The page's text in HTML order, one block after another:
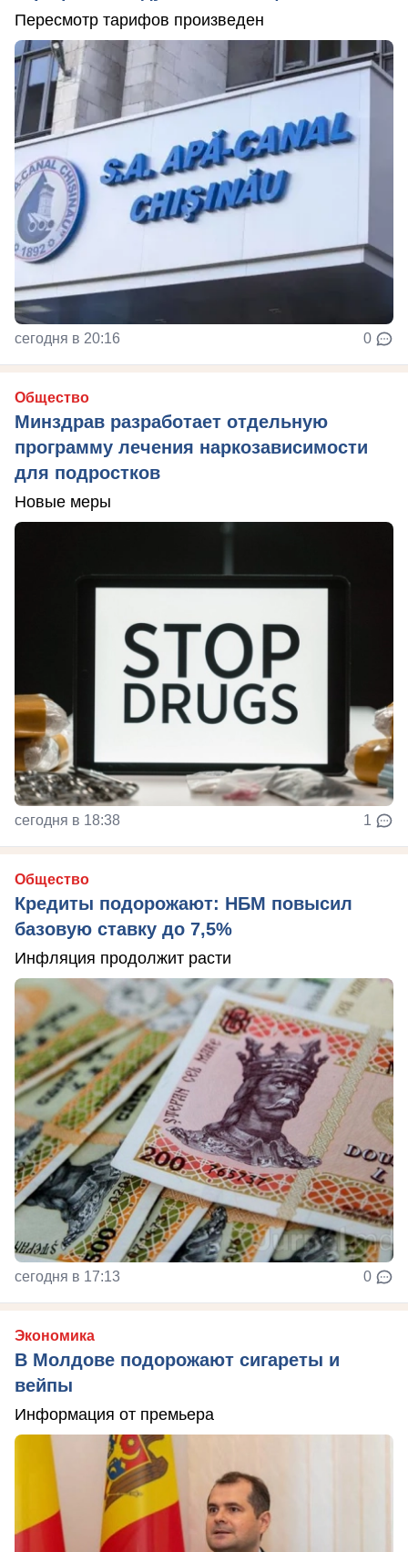
Пересмотр тарифов произведен
сегодня в 20:16 0
Общество
Минздрав разработает отдельную
программу лечения наркозависимости
для подростков
Новые меры
сегодня в 18:38 1
Общество
Кредиты подорожают: НБМ повысил
базовую ставку до 7,5%
Инфляция продолжит расти
сегодня в 17:13 0
Экономика
В Молдове подорожают сигареты и
вейпы
Информация от премьера